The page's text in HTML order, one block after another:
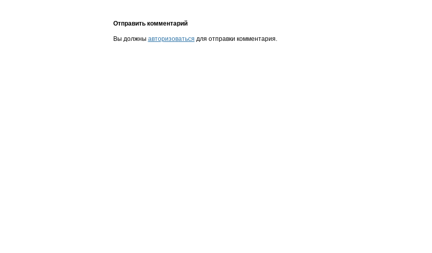
Отправить комментарий
Вы должны авторизоваться для отправки комментария.